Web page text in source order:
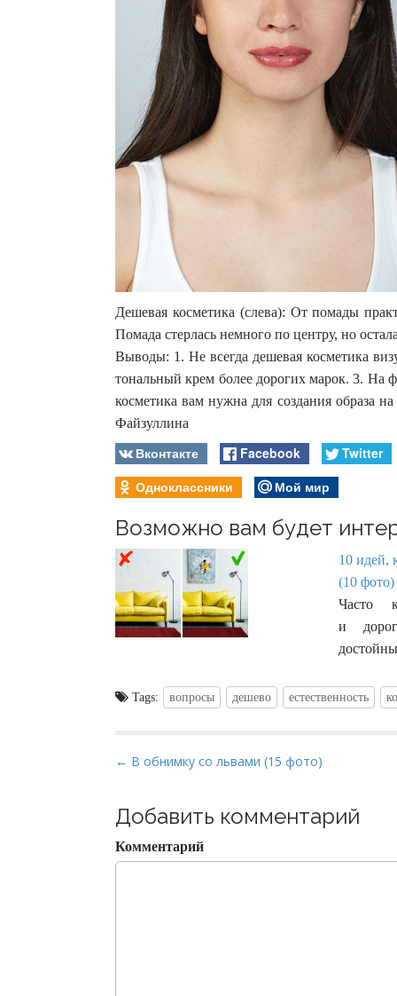
Дешевая косметика (слева): От помады
Помада стерлась немного по центру, но
Выводы: 1. Не всегда дешевая косметика
тональный крем более дорогих марок. 3. На
косметика вам нужна для создания образа
Файзуллина
Вконтакте Facebook
Twitter
Одноклассники
Мой мир
Возможно вам будет
10 идей,
(10 фото)
Часто
и
Tags: вопросы дешево естественность
P
s
t
n
← В обнимку со львами (15 фото)
Добавить комментарий
Комментарий